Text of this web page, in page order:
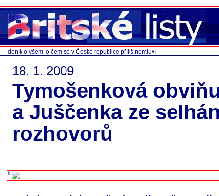
deník o všem, o čem se v České republice příliš nemluví
18. 1. 2009
Tymošenková
a Juščenka ze
rozhovorů